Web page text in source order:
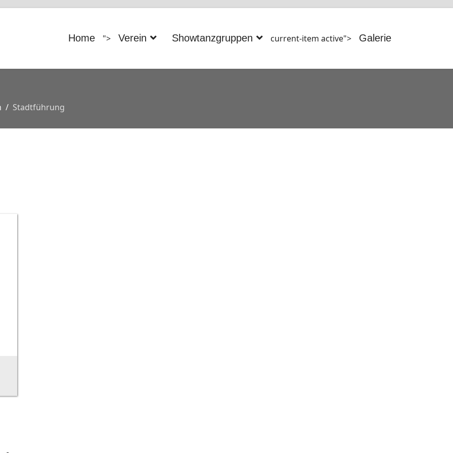
Home "> Verein Showtanzgruppen current-item active"> Galerie
Stadtführung